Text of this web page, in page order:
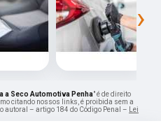
›
a Seco Automotiva Penha" é de direito
citando nossos links, é proibida sem a
autoral – artigo 184 do Código Penal –
Lei